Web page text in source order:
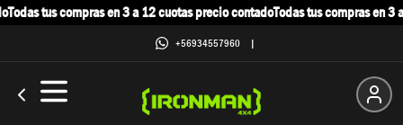
Todas tus compras en 3 a 12 cuotas precio contadoTodas tus compras en 3
+56934557960 |